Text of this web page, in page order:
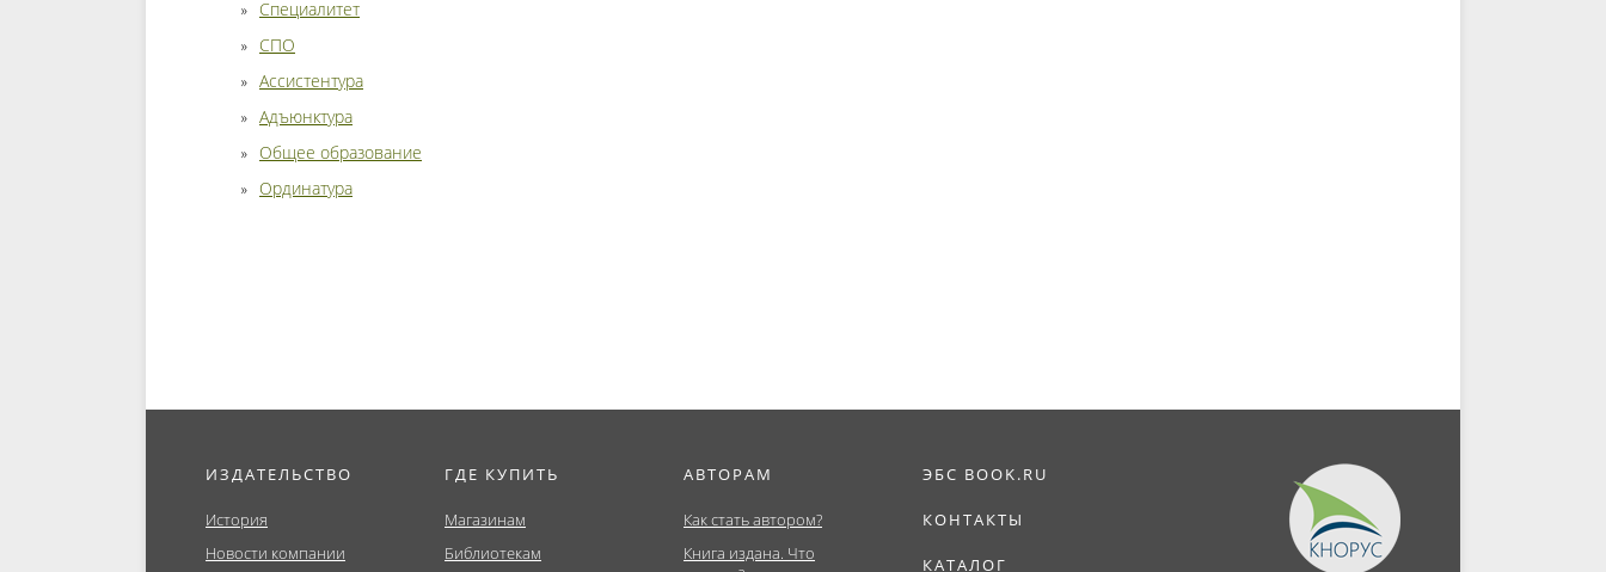
Специалитет
СПО
Ассистентура
Адъюнктура
Общее образование
Ординатура
ИЗДАТЕЛЬСТВО
История
Новости компании
ГДЕ КУПИТЬ
Магазинам
Библиотекам
АВТОРАМ
Как стать автором?
Книга издана. Что
ЭБС BOOK.RU
КОНТАКТЫ
КАТАЛОГ